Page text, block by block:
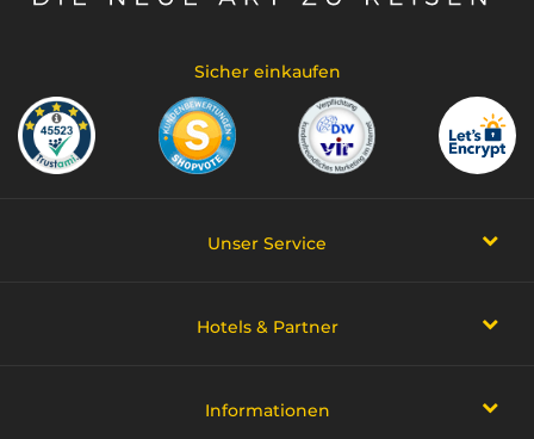
Sicher einkaufen
Unser Service
Hotels & Partner
Informationen